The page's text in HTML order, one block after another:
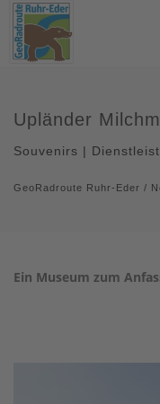
Upländer
Souvenirs |
GeoRadroute Ruhr-Eder /
Ein Museum zum